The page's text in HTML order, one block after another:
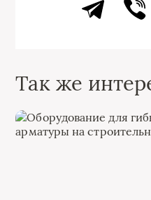
Так же